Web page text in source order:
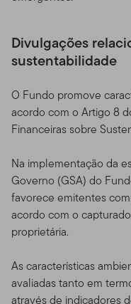
Divulgações
sustentabilidade
O Fundo promove
acordo com o Artigo 8
Financeiras sobre
Na implementação da
Governo (GSA) do
favorece emitentes
acordo com o
proprietária.
As características
avaliadas tanto em
através de indicadores